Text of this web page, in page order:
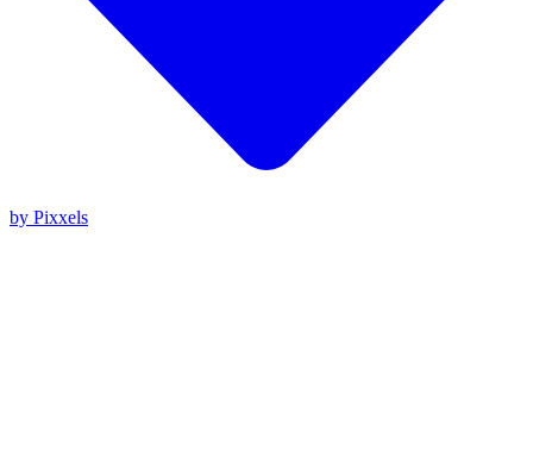
by Pixxels